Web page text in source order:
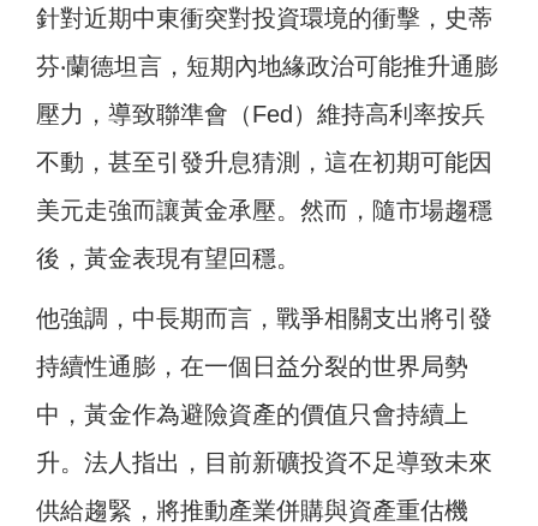
針對近期中東衝突對投資環境的衝擊，史蒂
芬‧蘭德坦言，短期內地緣政治可能推升通膨
壓力，導致聯準會（Fed）維持高利率按兵
不動，甚至引發升息猜測，這在初期可能因
美元走強而讓黃金承壓。然而，隨市場趨穩
後，黃金表現有望回穩。
他強調，中長期而言，戰爭相關支出將引發
持續性通膨，在一個日益分裂的世界局勢
中，黃金作為避險資產的價值只會持續上
升。法人指出，目前新礦投資不足導致未來
供給趨緊，將推動產業併購與資產重估機